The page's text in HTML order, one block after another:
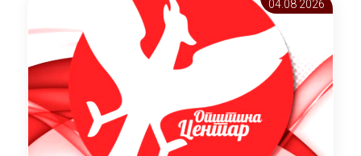
(три) години од денот на потпишувањето на
Договорот за закуп со најповолниот
понудувач.
04.08 2026